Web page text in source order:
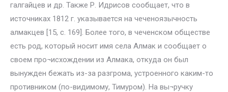
галгайцев и др. Также Р. Идрисов сообщает, что в
источниках 1812 г. указывается на чеченоязычность
алмакцев [15, с. 169]. Более того, в чеченском обществе
есть род, который носит имя села Алмак и сообщает о
своем про¬исхождении из Алмака, откуда он был
вынужден бежать из-за разгрома, устроенного каким-то
противником (по-видимому, Тимуром). На вы¬ручку